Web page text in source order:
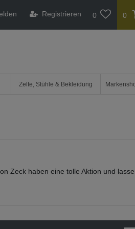
Registrieren 0 0
Zelte, Stühle & Bekleidung
Zeck haben eine tolle Aktion und